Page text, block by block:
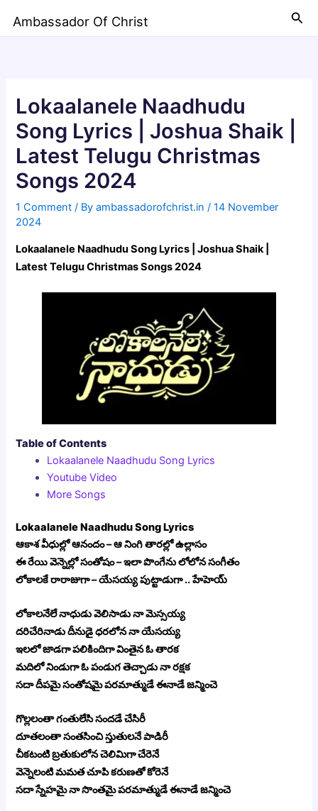
Ambassador Of Christ
Lokaalanele Naadhudu
Song Lyrics | Joshua Shaik |
Latest Telugu Christmas
Songs 2024
1 Comment / Byambassadorofchrist.in/14 November
2024
Lokaalanele Naadhudu Song Lyrics | Joshua Shaik |
Latest Telugu Christmas Songs 2024
Table of Contents
Lokaalanele Naadhudu Song Lyrics
Youtube Video
More Songs
Lokaalanele Naadhudu Song Lyrics
ఆకాశ వీధుల్లో ఆనందం – ఆ నింగి తారల్లో ఉల్లాసం
ఈ రేయి వెన్నెల్లో సంతోషం – ఇలా పొంగేను లోలోన సంగీతం
లోకాలకే రారాజుగా – యేసయ్య పుట్టాడుగా .. హేహెయ్
లోకాలనేలే నాధుడు వెలిసాడు నా మెస్సయ్య
దరిచేరినాడు దీనుడై ధరలోన నా యేసయ్య
ఇలలో జాడగా పలికిందిగా వింతైన ఓ తారక
మదిలో నిండుగా ఓ పండుగ తెచ్చాడు నా రక్షక
సదా దీపమై సంతోషమై పరమాత్ముడే ఈనాడే జన్మించె
గొల్లలంతా గంతులేసి సందడే చేసిరీ
దూతలంతా సంతసించి స్తుతులనే పాడిరీ
చీకటంటి బ్రతుకులోన చెలిమిగా చేరెనే
వెన్నెలంటి మమత చూపి కరుణతో కోరెనే
సదా స్నేహమై నా సొంతమై పరమాత్ముడే ఈనాడే జన్మించె